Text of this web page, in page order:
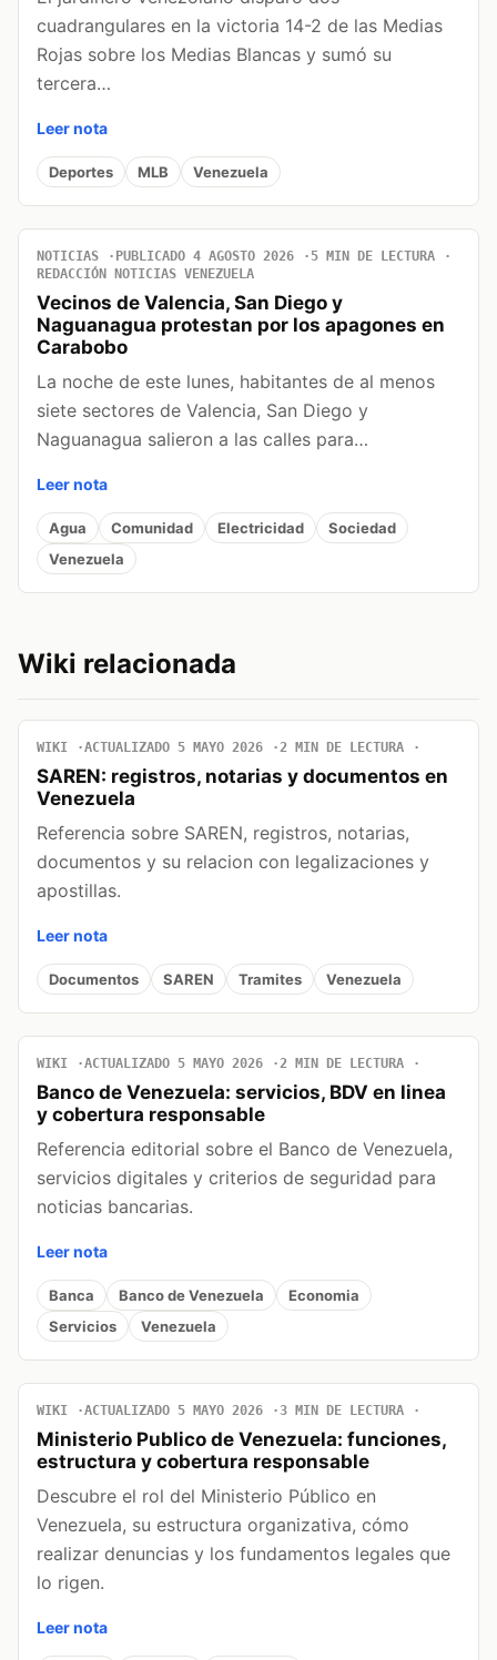
cuadrangulares en la victoria 14-2 de las Medias
Rojas sobre los Medias Blancas y sumó su
tercera…
Leer nota
Deportes MLB Venezuela
NOTICIAS PUBLICADO 4 AGOSTO 2026
5 MIN DE LECTURA
REDACCIÓN NOTICIAS VENEZUELA
Vecinos de Valencia, San Diego y
Naguanagua protestan por los apagones en
Carabobo
La noche de este lunes, habitantes de al menos
siete sectores de Valencia, San Diego y
Naguanagua salieron a las calles para…
Leer nota
Agua Comunidad Electricidad
Sociedad
Venezuela
Wiki relacionada
WIKI ACTUALIZADO 5 MAYO 2026 2 MIN DE LECTURA
SAREN: registros, notarias y documentos en
Venezuela
Referencia sobre SAREN, registros, notarias,
documentos y su relacion con legalizaciones y
apostillas.
Leer nota
Documentos SAREN Tramites Venezuela
WIKI ACTUALIZADO 5 MAYO 2026 2 MIN DE LECTURA
Banco de Venezuela: servicios, BDV en linea
y cobertura responsable
Referencia editorial sobre el Banco de Venezuela,
servicios digitales y criterios de seguridad para
noticias bancarias.
Leer nota
Banca Banco de Venezuela
Economia
Servicios
Venezuela
WIKI ACTUALIZADO 5 MAYO 2026 3 MIN DE LECTURA
Ministerio Publico de Venezuela: funciones,
estructura y cobertura responsable
Descubre el rol del Ministerio Público en
Venezuela, su estructura organizativa, cómo
realizar denuncias y los fundamentos legales que
lo rigen.
Leer nota